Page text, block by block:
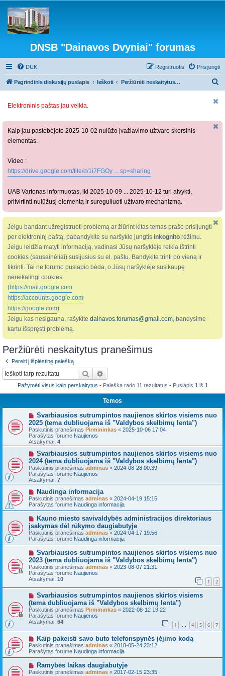
DNSB "Dainavos Dvyniai" forumas
DUK Prisijungti
Registruotis
Pagrindinis diskusijų puslapis Ieškoti Peržiūrėti neskaitytus pranešimus
Elektroninis paštas jau veikia.
Kaip jau pastebėjote 2025-10-02 nulūžo įvažiavimo užtvaro skersinis
elementas.
Video :
https://drive.google.com/file/d/1i7FGOy ... sp=sharing
UAB Vartonas informuotas, iki 2025-10-09 ... 2025-10-12 turi atvykti,
pritvirtinti nulūžusį elementą ir sureguliuoti užtvaro mechanizmą.
Jeigu bandant užregistruoti problemą ar žiūrint kitas temas prašo prisijungti
per elektroninį paštą, pabandykite su naršykle jungtis inkognito rėžimu.
Jeigu leidžia matyti informaciją, vadinasi Jūsų naršyklėje reikia ištrinti
cookies (sausainėliai) susijusius su el. paštu. Bandykite trinti po vieną ir
tikrinti. Tai ne forumo puslapio bėda, o Jūsų naršyklėje susikaupę
nereikalingi cookies.
(https://mail.google.com
https://accounts.google.com
https://google.com)
Jeigu kas nesigauna, rašykite dainavos.forumas@gmail.com, bandysime
kartu išspręsti problemą.
Peržiūrėti neskaitytus pranešimus
Pereiti į išplėstinę paiešką
Ieškoti
Pažymėti visus kaip perskaitytus • Paieška rado 11 rezultatus • Puslapis 1 iš 1
Temos
N
a
u
j
a
s
p
a
n
e
š
i
m
a
s
Svarbiausios sutrumpintos naujienos skirtos visiems nuo
2025 (tema dubliuojama iš "Valdybos skelbimų lenta")
Paskutinis pranešimas Pirmininkas « 2025-10-06 17:04
Parašytas forume Naujienos
Atsakymai: 4
N
a
u
j
a
s
p
a
n
e
i
m
a
s
Svarbiausios sutrumpintos naujienos skirtos visiems nuo
2024 (tema dubliuojama iš "Valdybos skelbimų lenta")
Paskutinis pranešimas adminas « 2024-08-28 00:39
Parašytas forume Naujienos
Atsakymai: 7
N
a
u
j
a
s
p
r
a
n
e
š
i
m
a
s
Naudinga informacija
Paskutinis pranešimas adminas « 2024-04-19 15:15
Parašytas forume Naudinga informacija
N
u
j
a
s
p
r
a
n
e
i
m
a
s
Kauno miesto savivaldybės administracijos direktoriaus
įsakymas dėl rūkymo daugiabutyje
Paskutinis pranešimas adminas « 2024-04-17 19:56
Parašytas forume Naudinga informacija
N
a
u
j
a
s
p
a
n
e
š
i
m
a
s
Svarbiausios sutrumpintos naujienos skirtos visiems nuo
2023 (tema dubliuojama iš "Valdybos skelbimų lenta")
Paskutinis pranešimas adminas « 2023-08-07 21:31
Parašytas forume Naujienos
Atsakymai: 10 1 2
N
u
j
a
s
p
a
n
e
š
m
Svarbiausios sutrumpintos naujienos skirtos visiems
(tema dubliuojama iš "Valdybos skelbimų lenta")
Paskutinis pranešimas Pirmininkas « 2022-08-12 19:22
Parašytas forume Naujienos
Atsakymai: 64 1 … 4 5 6 7
N
a
u
j
a
s
p
Kaip pakeisti savo buto telefonspynės įėjimo kodą
Paskutinis pranešimas adminas « 2018-05-24 23:12
Parašytas forume Naudinga informacija
N
a
Ramybės laikas daugiabutyje
Paskutinis pranešimas adminas « 2017-02-15 23:35